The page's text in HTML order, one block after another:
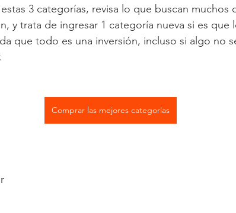
3 categorías, revisa lo que buscan muchos
y trata de ingresar 1 categoría nueva si es que
que todo es una inversión, incluso si algo no
Comprar las mejores categorías